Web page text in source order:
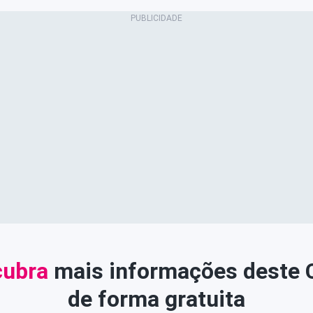
mais informações deste
de forma gratuita